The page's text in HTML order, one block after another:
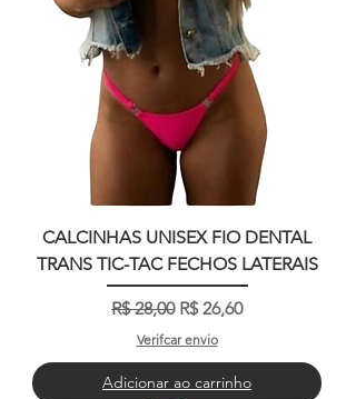
CALCINHAS UNISEX FIO DENTAL
TRANS TIC-TAC FECHOS LATERAIS
Preço normal
R$ 28,00 Preço promocional
R$ 26,60
Verifcar envio
Adicionar ao carrinho